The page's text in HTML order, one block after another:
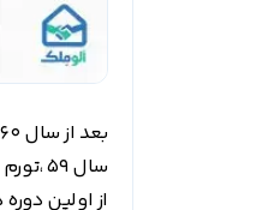
سال 59 ،تورم شدید ناشی از جنگ و نوسازی کشور، به مسکن هم رسید.